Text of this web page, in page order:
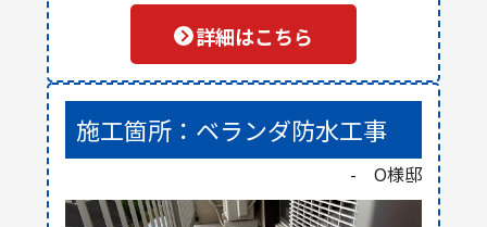
詳細はこちら
施工箇所：ベランダ防水工事
- O様邸